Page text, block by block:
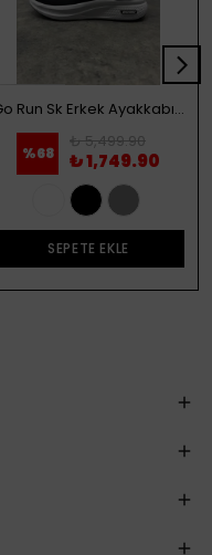
Go Run Sk Erkek Ayakkabı - Siyah
%68
₺ 5,499.90
₺ 1,749.90
SEPETE EKLE